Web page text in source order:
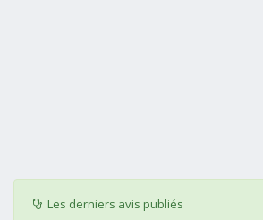
Les derniers avis publiés